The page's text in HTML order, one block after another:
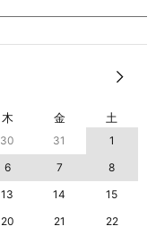
木 金 土
30 31
1
6 7
8
13 14
15
20 21
22